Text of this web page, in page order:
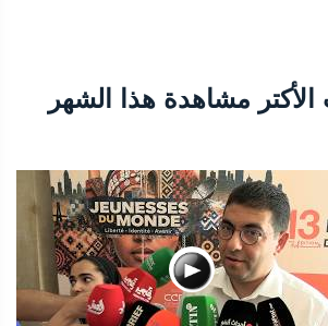
الأكتر مشاهدة هذا الشهر